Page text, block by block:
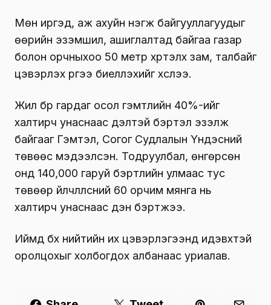
Мөн иргэд, аж ахуйн нэгж байгууллагуудыг
өөрийн эзэмшил, ашиглалтад байгаа газар
болон орчныхоо 50 метр хүртэлх зам, талбайг
цэвэрлэх үүргээ биелүүлэхийг хүслээ.
Жил бүр гардаг осол гэмтлийн 40%-ийг
халтирч унаснаас үүдэлтэй бэртэл эзэлж
байгааг Гэмтэл, Согог Судлалын Үндэсний
төвөөс мэдээлсэн. Тодруулбал, өнгөрсөн
онд 140,000 гаруй бэртлийн улмаас тус
төвөөр үйлчлүүлсний 60 орчим мянга нь
халтирч унаснаас үүдэн бэртжээ.
Иймд бүх нийтийн их цэвэрлэгээнд идэвхтэй
оролцохыг холбогдох албанаас уриалав.